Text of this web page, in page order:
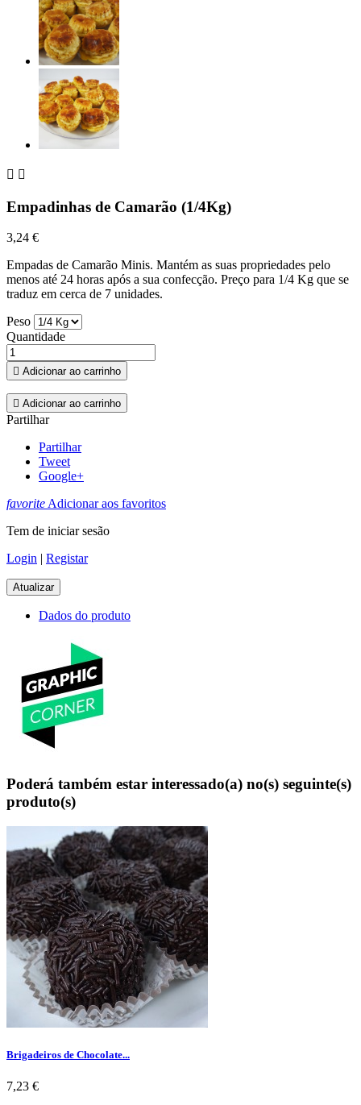
 
Empadinhas de Camarão (1/4Kg)
3,24 €
Empadas de Camarão Minis. Mantém as suas propriedades pelo
menos até 24 horas após a sua confecção. Preço para 1/4 Kg que se
traduz em cerca de 7 unidades.
Peso
Quantidade
 Adicionar ao carrinho
 Adicionar ao carrinho
Partilhar
Partilhar
Tweet
Google+
favoriteAdicionar aos favoritos
Tem de iniciar sesão
Login | Registar
Dados do produto
Poderá também estar interessado(a) no(s) seguinte(s)
produto(s)
Brigadeiros de Chocolate...
Preço
7,23 €